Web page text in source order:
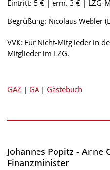
Eintritt: 5 € | erm. 3 € | LZG-
Begrüßung: Nicolaus Webler
VVK: Für Nicht-Mitglieder in
Mitglieder im LZG.
GAZ | GA| Gästebuch
Johannes Popitz - Anne
Finanzminister